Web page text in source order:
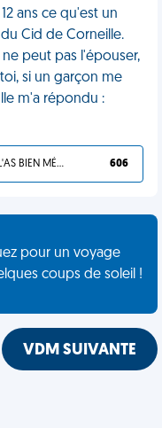
ans ce qu'est un
Cid de Corneille.
peut pas l'épouser,
si un garçon me
m'a répondu :
TU L'AS BIEN MÉRITÉ 606
pour un voyage
coups de soleil !
VDM SUIVANTE